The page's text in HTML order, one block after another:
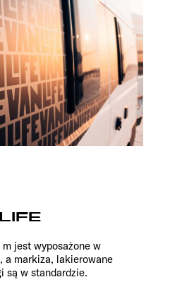
jest wyposażone w
a markiza, lakierowane
są w standardzie.